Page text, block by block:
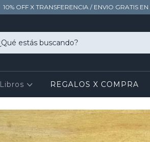
10% OFF X TRANSFERENCIA / ENVIO GRATIS
Libros REGALOS X COMPRA